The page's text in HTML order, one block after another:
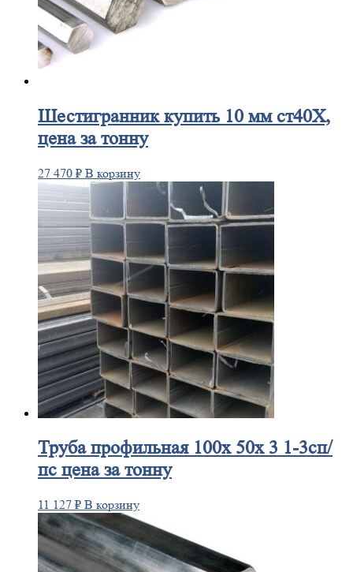
Шестигранниккупить 10 мм ст40Х,
цена за тонну
27 470 ₽ В корзину
Трубапрофильная 100х 50х 3 1-3сп/
пс цена за тонну
11 127 ₽ В корзину